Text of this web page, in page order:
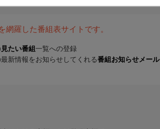
網羅した番組表サイトです。
見たい番組 一覧への登録
新情報をお知らせしてくれる番組お知らせメール